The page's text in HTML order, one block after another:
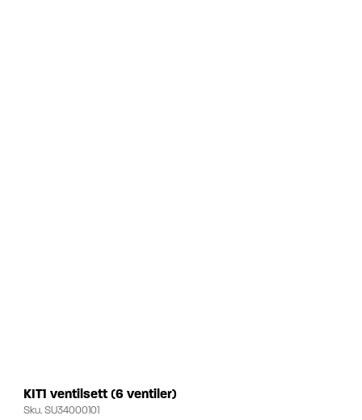
KIT1 ventilsett (6 ventiler)
Sku.SU34000101